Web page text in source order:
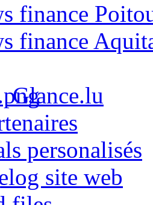
finance
finance
Glance.lu
personalisés
site web